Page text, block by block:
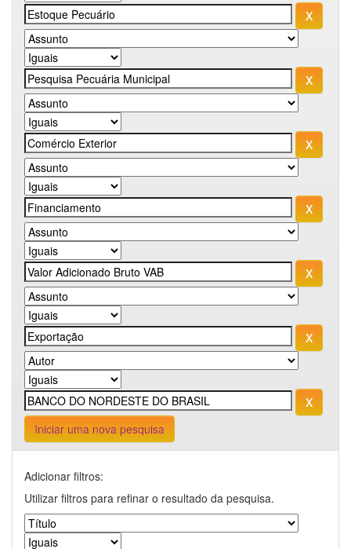
Iniciar uma nova pesquisa
Adicionar filtros:
Utilizar filtros para refinar o resultado da pesquisa.